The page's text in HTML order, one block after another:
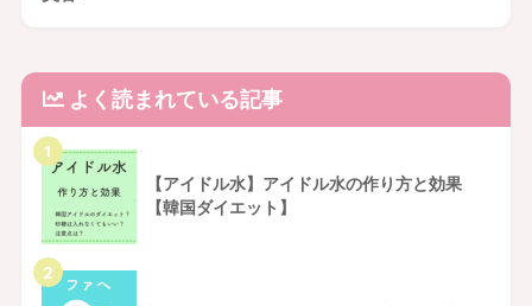
よく読まれている記事
1
【アイドル水】アイドル水の作り方と効果
【韓国ダイエット】
2